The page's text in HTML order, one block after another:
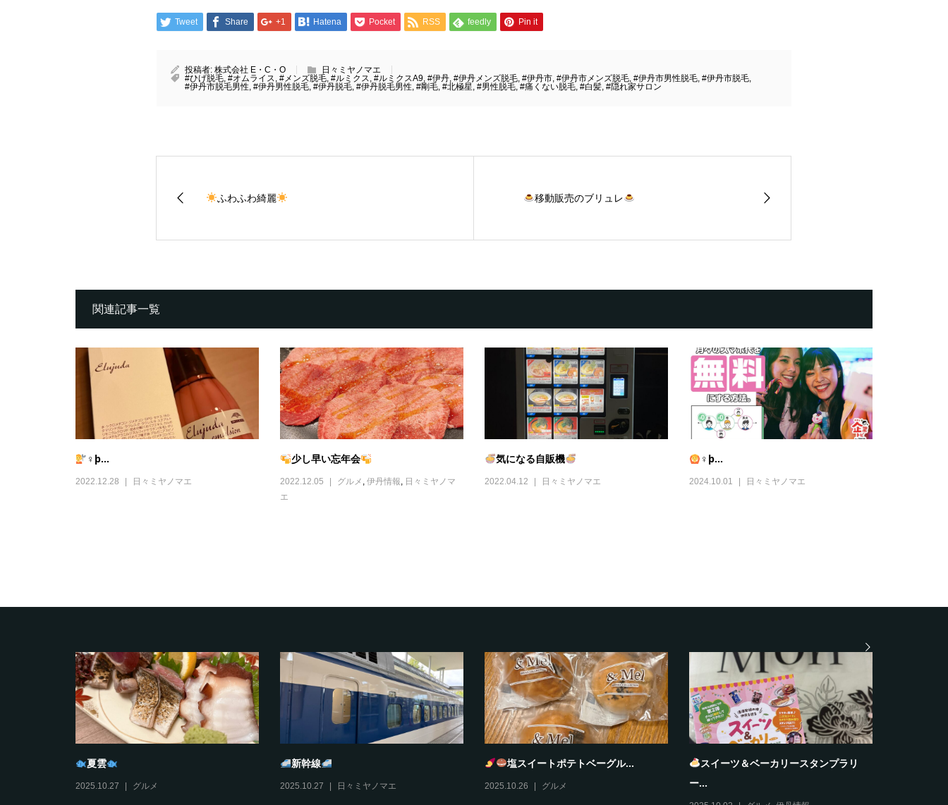
Tweet Share +1 Hatena Pocket RSS feedly Pin it
投稿者: 株式会社 E・C・O
日々ミヤノマエ
#ひげ脱毛, #オムライス, #メンズ脱毛, #ルミクス, #ルミクスA9, #伊丹, #伊丹メンズ脱毛, #伊丹市, #伊丹市メンズ脱毛, #伊丹市男性脱毛, #伊丹市脱毛,
#伊丹市脱毛男性, #伊丹男性脱毛, #伊丹脱毛, #伊丹脱毛男性, #剛毛, #北極星, #男性脱毛, #痛くない脱毛, #白髪, #隠れ家サロン
ふわふわ綺麗 移動販売のブリュレ
関連記事一覧
‍♀þ...
2022.12.28 日々ミヤノマエ
少し早い忘年会
2022.12.05 グルメ , 伊丹情報, 日々ミヤノマ
エ
気になる自販機
2022.04.12 日々ミヤノマエ
‍♀þ...
2024.10.01 日々ミヤノマエ
おすそわけ
2025.12.11 日々ミヤノマエ
びすとろどあ
2025.12.10 グルメ ,伊丹情報
風丹
2025.10.29 グルメ
大阪ふぐ太郎
2025.10.28